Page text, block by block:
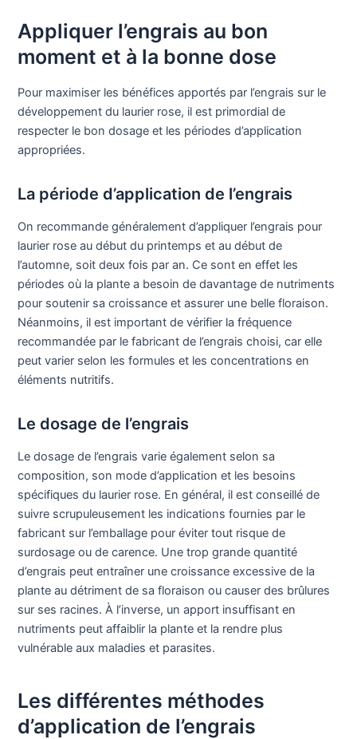
Appliquer l’engrais au bon
moment et à la bonne dose
Pour maximiser les bénéfices apportés par l’engrais sur le
développement du laurier rose, il est primordial de
respecter le bon dosage et les périodes d’application
appropriées.
La période d’application de l’engrais
On recommande généralement d’appliquer l’engrais pour
laurier rose au début du printemps et au début de
l’automne, soit deux fois par an. Ce sont en effet les
périodes où la plante a besoin de davantage de nutriments
pour soutenir sa croissance et assurer une belle floraison.
Néanmoins, il est important de vérifier la fréquence
recommandée par le fabricant de l’engrais choisi, car elle
peut varier selon les formules et les concentrations en
éléments nutritifs.
Le dosage de l’engrais
Le dosage de l’engrais varie également selon sa
composition, son mode d’application et les besoins
spécifiques du laurier rose. En général, il est conseillé de
suivre scrupuleusement les indications fournies par le
fabricant sur l’emballage pour éviter tout risque de
surdosage ou de carence. Une trop grande quantité
d’engrais peut entraîner une croissance excessive de la
plante au détriment de sa floraison ou causer des brûlures
sur ses racines. À l’inverse, un apport insuffisant en
nutriments peut affaiblir la plante et la rendre plus
vulnérable aux maladies et parasites.
Les différentes méthodes
d’application de l’engrais